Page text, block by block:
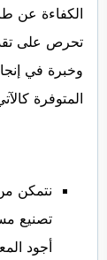
الكفاءة عن
تحرص على
وخبرة في
المتوفرة
نتمكن
تصنيع
أجود